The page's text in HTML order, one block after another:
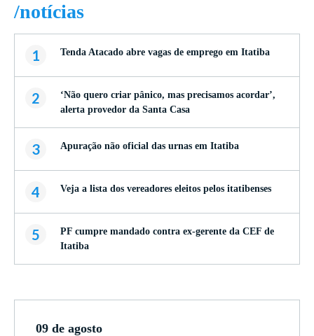
/notícias
1 Tenda Atacado abre vagas de emprego em Itatiba
2
‘Não quero criar pânico, mas precisamos acordar’,
alerta provedor da Santa Casa
3 Apuração não oficial das urnas em Itatiba
4 Veja a lista dos vereadores eleitos pelos itatibenses
5
PF cumpre mandado contra ex-gerente da CEF de
Itatiba
09 de agosto